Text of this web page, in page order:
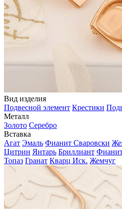
Вид изделия
Подвесной элемент Крестики
Металл
Золото Серебро
Вставка
Агат Эмаль Фианит Сваровски
Цитрин Янтарь Бриллиант
Топаз Гранат Кварц Иск. Жемчуг